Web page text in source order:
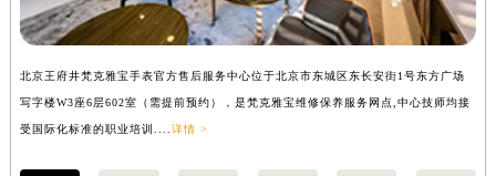
北京王府井梵克雅宝手表官方售后服务中心位于北京市东城区东长安街1号东方广场
写字楼W3座6层602室（需提前预约），是梵克雅宝维修保养服务网点,中心技师均接
受国际化标准的职业培训.... 详情 >